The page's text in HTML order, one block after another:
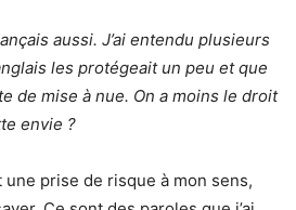
aussi. J’ai entendu plusieurs
les protégeait un peu et que
de mise à nue. On a moins le droit
envie ?
une prise de risque à mon sens,